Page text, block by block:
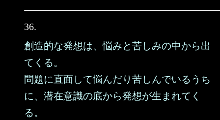
36.
創造的な発想は、悩みと苦しみの中から出
てくる。
問題に直面して悩んだり苦しんでいるうち
に、潜在意識の底から発想が生まれてく
る。